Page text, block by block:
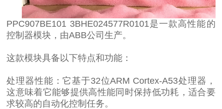
PPC907BE101 3BHE024577R0101是一款高性能的
控制器模块，由ABB公司生产。
这款模块具备以下特点和功能：
处理器性能：它基于32位ARM Cortex-A53处理器，
这意味着它能够提供高性能同时保持低功耗，适合要
求较高的自动化控制任务。